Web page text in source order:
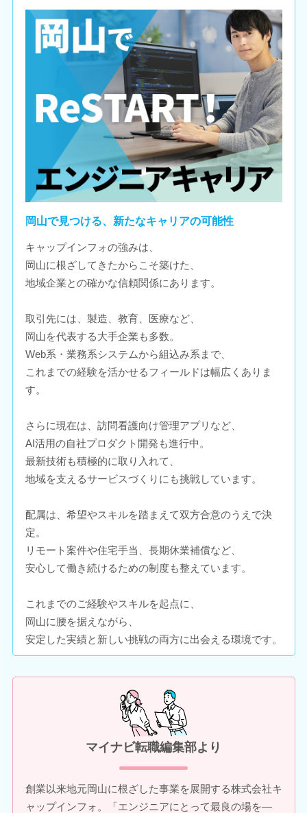
岡山で見つける、新たなキャリアの可能性
キャップインフォの強みは、
岡山に根ざしてきたからこそ築けた、
地域企業との確かな信頼関係にあります。
取引先には、製造、教育、医療など、
岡山を代表する大手企業も多数。
Web系・業務系システムから組込み系まで、
これまでの経験を活かせるフィールドは幅広くありま
す。
さらに現在は、訪問看護向け管理アプリなど、
AI活用の自社プロダクト開発も進行中。
最新技術も積極的に取り入れて、
地域を支えるサービスづくりにも挑戦しています。
配属は、希望やスキルを踏まえて双方合意のうえで決
定。
リモート案件や住宅手当、長期休業補償など、
安心して働き続けるための制度も整えています。
これまでのご経験やスキルを起点に、
岡山に腰を据えながら、
安定した実績と新しい挑戦の両方に出会える環境です。
マイナビ転職編集部より
創業以来地元岡山に根ざした事業を展開する株式会社キ
ャップインフォ。「エンジニアにとって最良の場を―